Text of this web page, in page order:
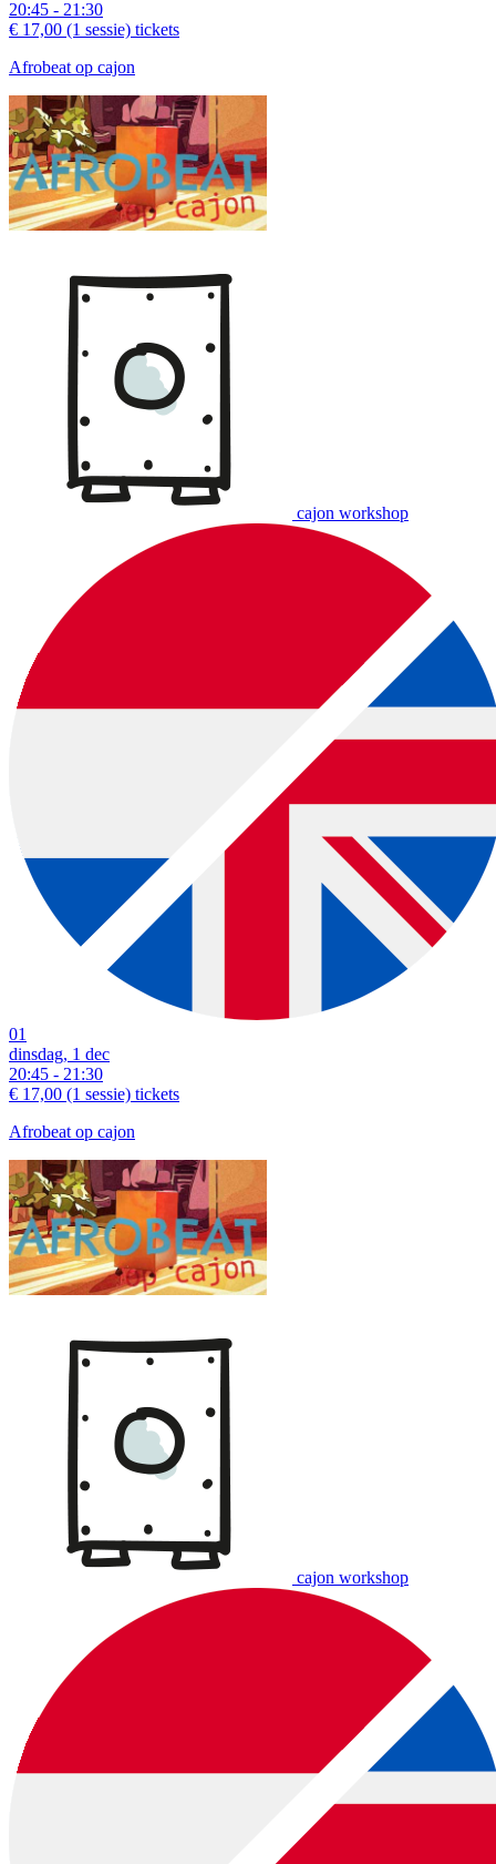
20:45 - 21:30
€ 17,00 (1 sessie) tickets
Afrobeat op cajon
cajon workshop
01
dinsdag, 1 dec
20:45 - 21:30
€ 17,00 (1 sessie) tickets
Afrobeat op cajon
cajon workshop